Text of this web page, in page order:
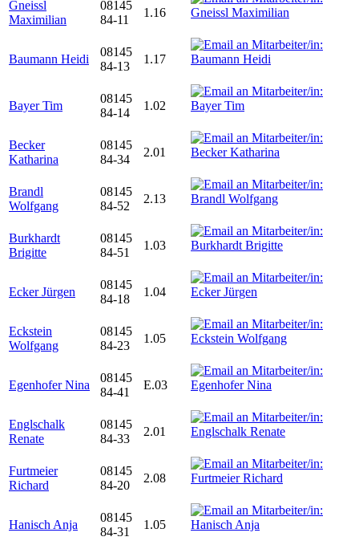
Gneissl
Maximilian
08145
84-11
1.16
Baumann Heidi
08145
84-13
1.17
Bayer Tim
08145
84-14
1.02
Becker
Katharina
08145
84-34
2.01
Brandl
Wolfgang
08145
84-52
2.13
Burkhardt
Brigitte
08145
84-51
1.03
Ecker Jürgen
08145
84-18
1.04
Eckstein
Wolfgang
08145
84-23
1.05
Egenhofer Nina
08145
84-41
E.03
Englschalk
Renate
08145
84-33
2.01
Furtmeier
Richard
08145
84-20
2.08
Hanisch Anja
08145
84-31
1.05